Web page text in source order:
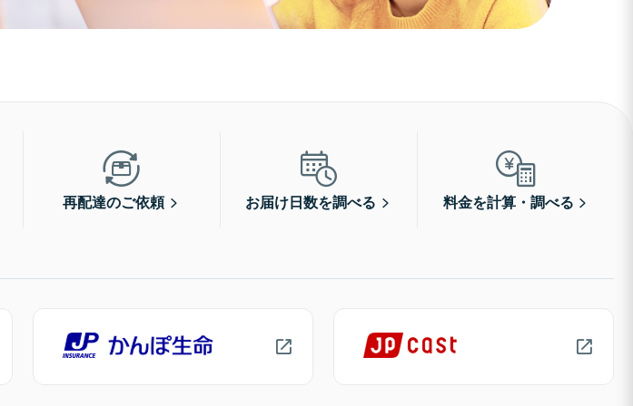
再配達のご依頼 お届け日数を調べる 料金を計算・調べる